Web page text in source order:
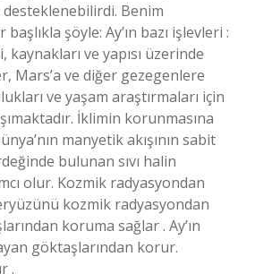
desteklenebilirdi. Benim
başlıkla şöyle: Ay’ın bazı işlevleri :
kaynakları ve yapısı üzerinde
Mars’a ve diğer gezegenlere
ve yaşam araştırmaları için
İklimin korunmasına
manyetik akışının sabit
bulunan sıvı halin
olur. Kozmik radyasyondan
kozmik radyasyondan
koruma sağlar . Ay’ın
göktaşlarından korur.
.